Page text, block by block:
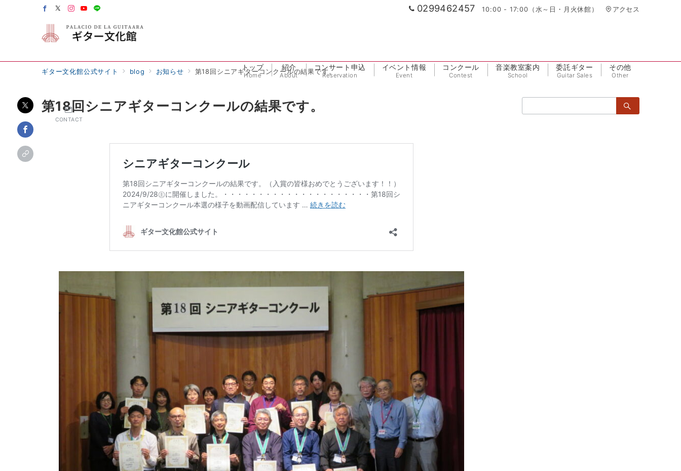
0299462457 10:00 - 17:00（水～日・月火休館） アクセス
トップ
Home
紹介
About
コンサート申込
Reservation
イベント情報
Event
コンクール
Contest
音楽教室案内
School
委託ギター
Guitar Sales
その他
Other
CONTACT
ギター文化館公式サイト blog お知らせ 第18回シニアギターコンクールの結果です。
第18回シニアギターコンクールの結果です。
索：